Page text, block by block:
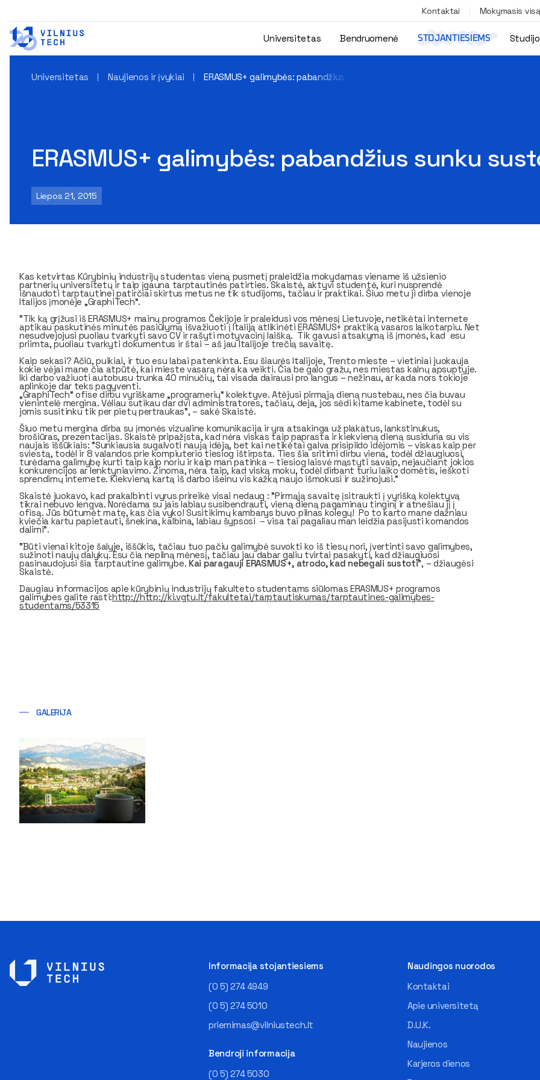
Kontaktai Mokymasis
Universitetas Bendruomenė STOJANTIESIEMS
Universitetas Naujienos ir įvykiai ERASMUS+ galimybės: pabandžius sunku sustoti
ERASMUS+ galimybės: pabandžius sunku
Liepos 21, 2015
Kas ketvirtas Kūrybinių industrijų studentas vieną pusmetį praleidžia mokydamas viename iš užsienio
partnerių universitetų ir taip įgauna tarptautinės patirties. Skaistė, aktyvi studentė, kuri nusprendė
išnaudoti tarptautinei patirčiai skirtus metus ne tik studijoms, tačiau ir praktikai. Šiuo metu ji dirba vienoje
Italijos įmonėje „GraphiTech“.
"Tik ką grįžusi iš ERASMUS+ mainų programos Čekijoje ir praleidusi vos mėnesį Lietuvoje, netikėtai internete
aptikau paskutinės minutės pasiūlymą išvažiuoti į Italiją atlikinėti ERASMUS+ praktiką vasaros laikotarpiu. Net
nesudvejojusi puoliau tvarkyti savo CV ir rašyti motyvacinį laišką. Tik gavusi atsakymą iš įmonės, kad esu
priimta, puoliau tvarkyti dokumentus ir štai – aš jau Italijoje trečią savaitę.
Kaip sekasi? Ačiū, puikiai, ir tuo esu labai patenkinta. Esu šiaurės Italijoje, Trento mieste – vietiniai juokauja
kokie vėjai mane čia atpūtė, kai mieste vasarą nėra ka veikti. Čia be galo gražu, nes miestas kalnų apsuptyje.
Iki darbo važiuoti autobusu trunka 40 minučių, tai visada dairausi pro langus – nežinau, ar kada nors tokioje
aplinkoje dar teks pagyventi.
„GraphiTech“ ofise dirbu vyriškame „programerių“ kolektyve. Atėjusi pirmąją dieną nustebau, nes čia buvau
vienintelė mergina. Vėliau sutikau dar dvi administratores, tačiau, deja, jos sėdi kitame kabinete, todėl su
jomis susitinku tik per pietų pertraukas", – sakė Skaistė.
Šiuo metu mergina dirba su įmonės vizualine komunikacija ir yra atsakinga už plakatus, lankstinukus,
brošiūras, prezentacijas. Skaistė pripažįsta, kad nėra viskas taip paprasta ir kiekvieną dieną susiduria su vis
naujais iššūkiais: "Sunkiausia sugalvoti naują idėją, bet kai netikėtai galva prisipildo idėjomis – viskas kaip per
sviestą, todėl ir 8 valandos prie kompiuterio tiesiog ištirpsta. Ties šia sritimi dirbu viena, todėl džiaugiuosi,
turėdama galimybę kurti taip kaip noriu ir kaip man patinka – tiesiog laisvė mąstyti savaip, nejaučiant jokios
konkurencijos ar lenktyniavimo. Žinoma, nėra taip, kad viską moku, todėl dirbant turiu laiko domėtis, ieškoti
sprendimų internete. Kiekvieną kartą iš darbo išeinu vis kažką naujo išmokusi ir sužinojusi."
Skaistė juokavo, kad prakalbinti vyrus prireikė visai nedaug : "Pirmąją savaitę įsitraukti į vyrišką kolektyvą
tikrai nebuvo lengva. Norėdama su jais labiau susibendrauti, vieną dieną pagaminau tinginį ir atnešiau jį į
ofisą. Jūs būtumėt matę, kas čia vyko! Susitikimų kambarys buvo pilnas kolegų! Po to kartomane dažniau
kviečia kartu papietauti, šnekina, kalbina, labiau šypsosi – visa tai pagaliau man leidžia pasijusti komandos
dalimi".
"Būti vienai kitoje šalyje, iššūkis, tačiau tuo pačiu galimybė suvokti ko iš tiesų nori, įvertinti savo galimybes,
sužinoti naujų dalykų. Esu čia nepilną mėnesį, tačiau jau dabar galiu tvirtai pasakyti, kad džiaugiuosi
pasinaudojusi šia tarptautine galimybe. Kai paragauji ERASMUS+, atrodo, kad nebegali sustoti", – džiaugėsi
Skaistė.
Daugiau informacijos apie kūrybinių industrijų fakulteto studentams siūlomas ERASMUS+ programos
galimybes galite rasti:http://http://ki.vgtu.lt/fakultetai/tarptautiskumas/tarptautines-galimybes-
studentams/53315
GALERIJA
Informacija stojantiesiems
(0 5) 274 4949
(0 5) 274 5010
priemimas@vilniustech.lt
Bendroji informacija
(0 5) 274 5030
Naudingos nuorodos
Kontaktai
Apie universitetą
D.U.K.
Naujienos
Karjeros dienos